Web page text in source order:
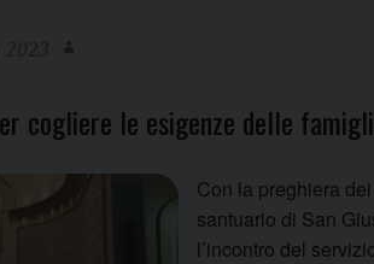
cogliere le esigenze delle
Con la preghiera
santuario di San
l’incontro del